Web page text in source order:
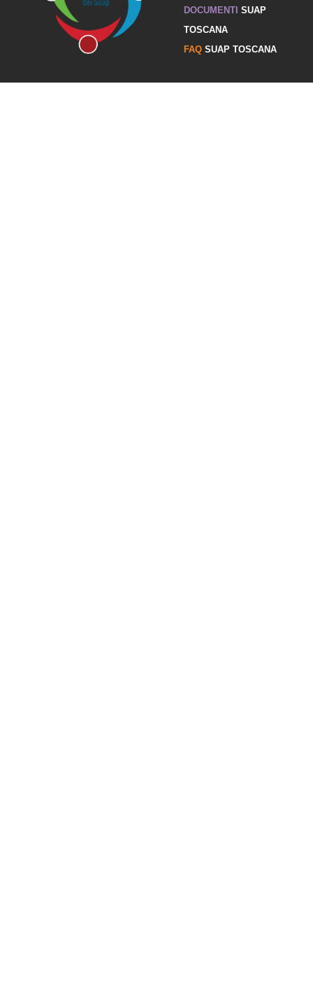
DOCUMENTI SUAP
TOSCANA
FAQSUAP TOSCANA